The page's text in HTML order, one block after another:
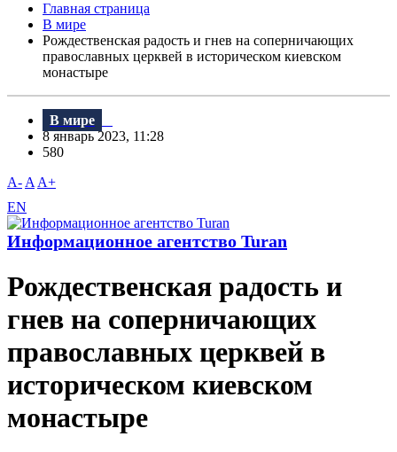
Главная страница
В мире
Рождественская радость и гнев на соперничающих
православных церквей в историческом киевском
монастыре
В мире
8 январь 2023, 11:28
580
A- A A+
EN
Информационное агентство Turan
Рождественская радость и
гнев на соперничающих
православных церквей в
историческом киевском
монастыре